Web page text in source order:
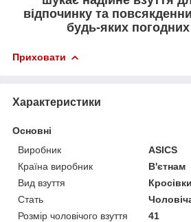
відпочинку та
будь-яких
Приховати
Характеристики
Основні
Виробник
ASICS
Країна виробник
В'єтнам
Вид взуття
Кросівки
Стать
Розмір чоловічого взуття
41